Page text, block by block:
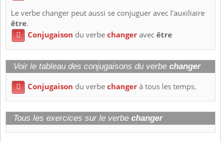
Le verbe changer peut aussi se conjuguer avec l'auxiliaire
être.
 Conjugaison du verbechangeravecêtre
Voir le tableau des conjugaisons du verbe changer
 Conjugaison du verbechangerà tous les temps.
Tous les exercices sur le verbe changer